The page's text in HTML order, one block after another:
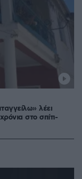
λέει
στο σπίτι-